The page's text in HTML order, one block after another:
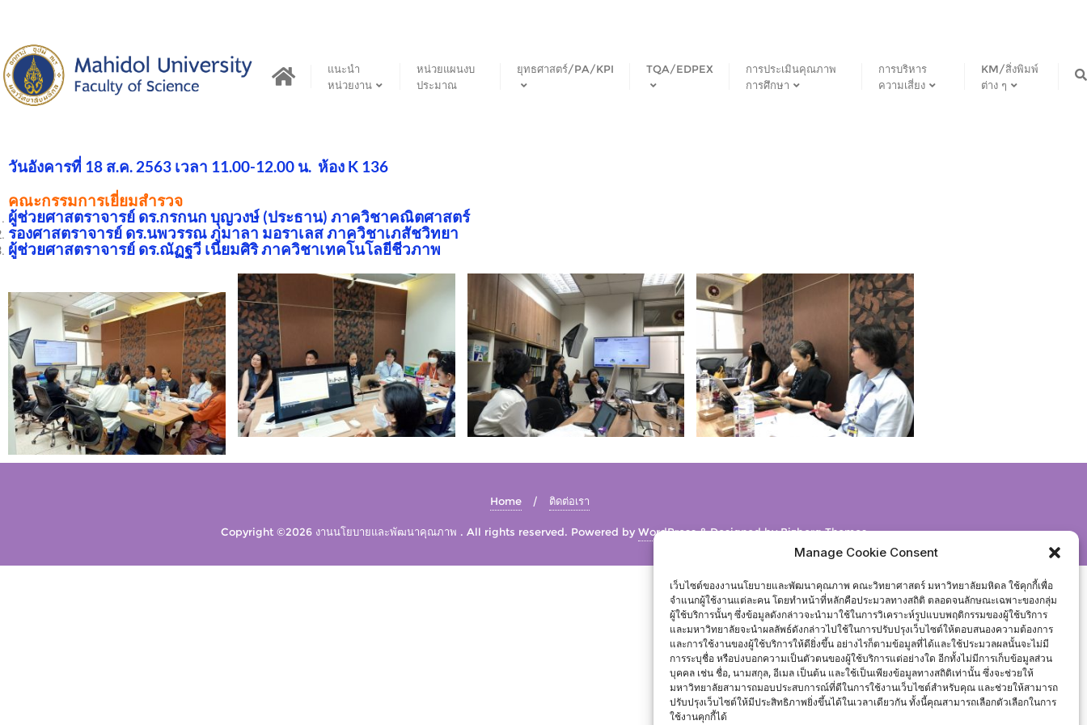
Manage Cookie Consent
เว็บไซต์ของงานนโยบายและพัฒนาคุณภาพ คณะวิทยาศาสตร์ มหาวิทยาลัยมหิดล ใช้คุกกี้เพื่อ
จำแนกผู้ใช้งานแต่ละคน โดยทำหน้าที่หลักคือประมวลทางสถิติ ตลอดจนลักษณะเฉพาะของกลุ่ม
ผู้ใช้บริการนั้นๆ ซึ่งข้อมูลดังกล่าวจะนำมาใช้ในการวิเคราะห์รูปแบบพฤติกรรมของผู้ใช้บริการ
และมหาวิทยาลัยจะนำผลลัพธ์ดังกล่าวไปใช้ในการปรับปรุงเว็บไซต์ให้ตอบสนองความต้องการ
และการใช้งานของผู้ใช้บริการให้ดียิ่งขึ้น อย่างไรก็ตามข้อมูลที่ได้และใช้ประมวลผลนั้นจะไม่มี
การระบุชื่อ หรือบ่งบอกความเป็นตัวตนของผู้ใช้บริการแต่อย่างใด อีกทั้งไม่มีการเก็บข้อมูลส่วน
บุคคล เช่น ชื่อ, นามสกุล, อีเมล เป็นต้น และใช้เป็นเพียงข้อมูลทางสถิติเท่านั้น ซึ่งจะช่วยให้
มหาวิทยาลัยสามารถมอบประสบการณ์ที่ดีในการใช้งานเว็บไซต์สำหรับคุณ และช่วยให้สามารถ
ปรับปรุงเว็บไซต์ให้มีประสิทธิภาพยิ่งขึ้นได้ในเวลาเดียวกัน ทั้งนี้คุณสามารถเลือกตัวเลือกในการ
ใช้งานคุกกี้ได้
แนะนำ
หน่วยงาน
หน่วยแผนงบ
ประมาณ
ยุทธศาสตร์/PA/KPI TQA/EDPEX
การประเมินคุณภาพ
การศึกษา
การบริหาร
ความเสี่ยง
KM/สิ่งพิมพ์
ต่าง ๆ
วันอังคารที่ 18 ส.ค. 2563 เวลา 11.00-12.00 น. ห้อง K 136
คณะกรรมการเยี่ยมสำรวจ
ผู้ช่วยศาสตราจารย์ ดร.กรกนก บุญวงษ์ (ประธาน) ภาควิชาคณิตศาสตร์
รองศาสตราจารย์ ดร.นพวรรณ ภู่มาลา มอราเลส ภาควิชาเภสัชวิทยา
ผู้ช่วยศาสตราจารย์ ดร.ณัฏฐวี เนียมศิริ ภาควิชาเทคโนโลยีชีวภาพ
Home ติดต่อเรา
Copyright ©2026 งานนโยบายและพัฒนาคุณภาพ . All rights reserved. Powered by WordPress &Designed byBizberg Themes